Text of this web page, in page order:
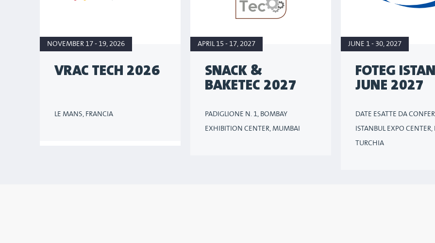
NOVEMBER 17 - 19, 2026
VRAC TECH 2026
LE MANS, FRANCIA
APRIL 15 - 17, 2027
SNACK &
BAKETEC 2027
PADIGLIONE N. 1, BOMBAY
EXHIBITION CENTER, MUMBAI
JUNE 1 - 30, 2027
FOTEG
JUNE 2027
DATE ESATTE DA
ISTANBUL EXPO CENTER,
TURCHIA